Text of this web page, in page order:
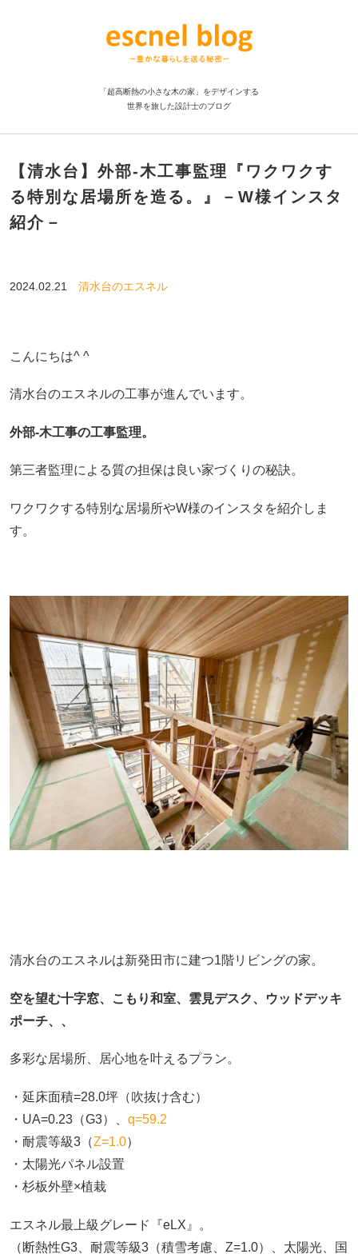
「超高断熱の小さな木の家」をデザインする
世界を旅した設計士のブログ
【清水台】外部-木工事監理『ワクワクす
る特別な居場所を造る。』－W様インスタ
紹介－
2024.02.21 清水台のエスネル
こんにちは^ ^
清水台のエスネルの工事が進んでいます。
外部-木工事の工事監理。
第三者監理による質の担保は良い家づくりの秘訣。
ワクワクする特別な居場所やW様のインスタを紹介しま
す。
清水台のエスネルは新発田市に建つ1階リビングの家。
空を望む十字窓、こもり和室、雲見デスク、ウッドデッキ
ポーチ、、
多彩な居場所、居心地を叶えるプラン。
・延床面積=28.0坪（吹抜け含む）
・UA=0.23（G3）、 q=59.2
・耐震等級3（Z=1.0）
・太陽光パネル設置
・杉板外壁×植栽
エスネル最上級グレード『eLX』。
（断熱性G3、耐震等級3（積雪考慮、Z=1.0）、太陽光、国